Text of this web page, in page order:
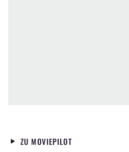
ZU MOVIEPILOT